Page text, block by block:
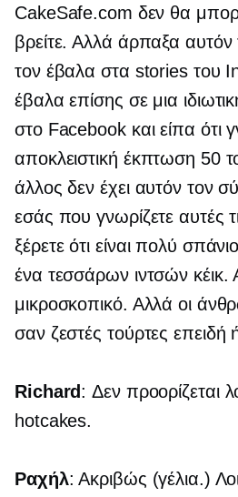
CakeSafe.com δεν θα
βρείτε. Αλλά άρπαξα
τον έβαλα στα stories του
έβαλα επίσης σε μια
στο Facebook και είπα ότι
αποκλειστική έκπτωση 50
άλλος δεν έχει αυτόν τον
εσάς που γνωρίζετε αυτές
ξέρετε ότι είναι πολύ
ένα τεσσάρων ιντσών κέικ.
μικροσκοπικό. Αλλά οι
σαν ζεστές τούρτες επειδή
Richard: Δεν προορίζεται
hotcakes.
Ραχήλ: Ακριβώς (γέλια.)